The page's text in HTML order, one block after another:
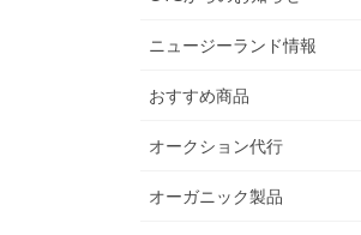
ニュージーランド情報
おすすめ商品
オークション代行
オーガニック製品